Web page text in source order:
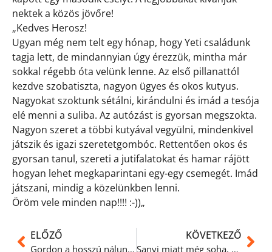
nektek a közös jövőre!
„Kedves Herosz!
Ugyan még nem telt egy hónap, hogy Yeti családunk
tagja lett, de mindannyian úgy érezzük, mintha már
sokkal régebb óta velünk lenne. Az első pillanattól
kezdve szobatiszta, nagyon ügyes és okos kutyus.
Nagyokat szoktunk sétálni, kirándulni és imád a tesója
elé menni a suliba. Az autózást is gyorsan megszokta.
Nagyon szeret a többi kutyával vegyülni, mindenkivel
játszik és igazi szeretetgombóc. Rettentően okos és
gyorsan tanul, szereti a jutifalatokat és hamar rájött
hogyan lehet megkaparintani egy-egy csemegét. Imád
játszani, mindig a közelünkben lenni.
Öröm vele minden nap!!!! :-))„
ELŐZŐ
Gordon a hosszú nálunk töltött hónapok óta sajnos érdeklődő nélkül várakozik a gazdira
KÖVETKEZŐ
Sanyi miatt még soha, senki nem látogatott el hozzánk…